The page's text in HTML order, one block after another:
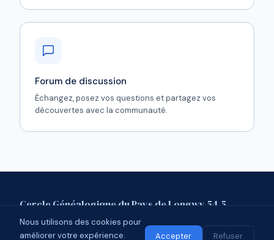
Forum de discussion
Échangez, posez vos questions et partagez vos
découvertes avec la communauté.
Cercle Généalogique du Pays de Longwy 54.5
Mentions légalesContactForum
© 2026 CGPL 54.5 · Affilié à l'UCGL
Nous utilisons des cookies pour
améliorer votre expérience.
Accepter Refuser